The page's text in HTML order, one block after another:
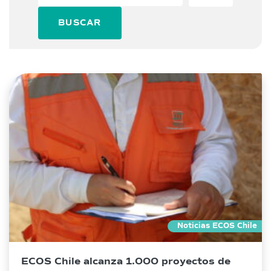
BUSCAR
Noticias ECOS Chile
ECOS Chile alcanza 1.000 proyectos de